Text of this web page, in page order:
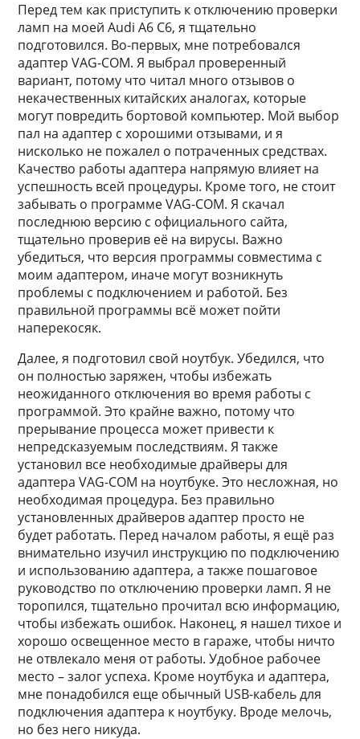
Перед тем как приступить к отключению проверки
ламп на моей Audi A6 C6, я тщательно
подготовился. Во-первых, мне потребовался
адаптер VAG-COM. Я выбрал проверенный
вариант, потому что читал много отзывов о
некачественных китайских аналогах, которые
могут повредить бортовой компьютер. Мой выбор
пал на адаптер с хорошими отзывами, и я
нисколько не пожалел о потраченных средствах.
Качество работы адаптера напрямую влияет на
успешность всей процедуры. Кроме того, не стоит
забывать о программе VAG-COM. Я скачал
последнюю версию с официального сайта,
тщательно проверив её на вирусы. Важно
убедиться, что версия программы совместима с
моим адаптером, иначе могут возникнуть
проблемы с подключением и работой. Без
правильной программы всё может пойти
наперекосяк.
Далее, я подготовил свой ноутбук. Убедился, что
он полностью заряжен, чтобы избежать
неожиданного отключения во время работы с
программой. Это крайне важно, потому что
прерывание процесса может привести к
непредсказуемым последствиям. Я также
установил все необходимые драйверы для
адаптера VAG-COM на ноутбуке. Это несложная, но
необходимая процедура. Без правильно
установленных драйверов адаптер просто не
будет работать. Перед началом работы, я ещё раз
внимательно изучил инструкцию по подключению
и использованию адаптера, а также пошаговое
руководство по отключению проверки ламп. Я не
торопился, тщательно прочитал всю информацию,
чтобы избежать ошибок. Наконец, я нашел тихое и
хорошо освещенное место в гараже, чтобы ничто
не отвлекало меня от работы. Удобное рабочее
место – залог успеха. Кроме ноутбука и адаптера,
мне понадобился еще обычный USB-кабель для
подключения адаптера к ноутбуку. Вроде мелочь,
но без него никуда.